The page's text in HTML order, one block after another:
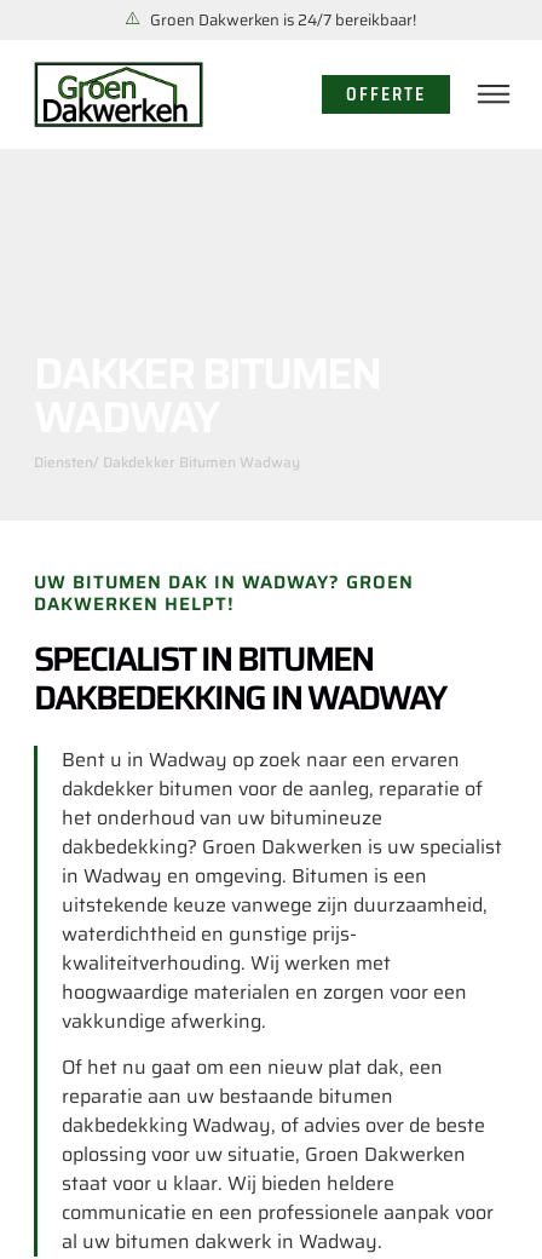
Groen Dakwerken is 24/7 bereikbaar!
OFFERTE
Diensten/ Dakdekker Bitumen Wadway
UW BITUMEN DAK IN WADWAY? GROEN
DAKWERKEN HELPT!
SPECIALIST IN BITUMEN
DAKBEDEKKING IN WADWAY
Bent u in Wadway op zoek naar een ervaren
dakdekker bitumen voor de aanleg, reparatie of
het onderhoud van uw bitumineuze
dakbedekking? Groen Dakwerken is uw specialist
in Wadway en omgeving. Bitumen is een
uitstekende keuze vanwege zijn duurzaamheid,
waterdichtheid en gunstige prijs-
kwaliteitverhouding. Wij werken met
hoogwaardige materialen en zorgen voor een
vakkundige afwerking.
Of het nu gaat om een nieuw plat dak, een
reparatie aan uw bestaande bitumen
dakbedekking Wadway, of advies over de beste
oplossing voor uw situatie, Groen Dakwerken
staat voor u klaar. Wij bieden heldere
communicatie en een professionele aanpak voor
al uw bitumen dakwerk in Wadway.